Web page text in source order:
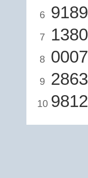
6 9189
7 1380
8 0007
9 2863
10 9812